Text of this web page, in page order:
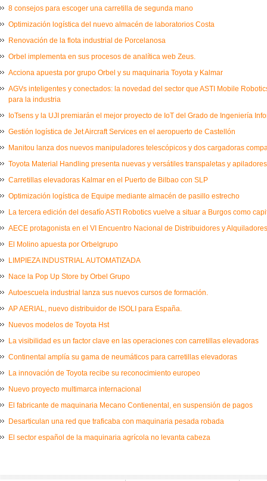
8 consejos para escoger una carretilla de segunda mano
Optimización logística del nuevo almacén de laboratorios Costa
Renovación de la flota industrial de Porcelanosa
Orbel implementa en sus procesos de analítica web Zeus.
Acciona apuesta por grupo Orbel y su maquinaria Toyota y Kalmar
AGVs inteligentes y conectados: la novedad del sector que ASTI Mobile
para la industria
IoTsens y la UJI premiarán el mejor proyecto de IoT del Grado de Ingeniería
Gestión logística de Jet Aircraft Services en el aeropuerto de Castellón
Manitou lanza dos nuevos manipuladores telescópicos y dos cargadoras
Toyota Material Handling presenta nuevas y versátiles transpaletas y
Carretillas elevadoras Kalmar en el Puerto de Bilbao con SLP
Optimización logística de Equipe mediante almacén de pasillo estrecho
La tercera edición del desafío ASTI Robotics vuelve a situar a Burgos como
AECE protagonista en el VI Encuentro Nacional de Distribuidores y
El Molino apuesta por Orbelgrupo
LIMPIEZA INDUSTRIAL AUTOMATIZADA
Nace la Pop Up Store by Orbel Grupo
Autoescuela industrial lanza sus nuevos cursos de formación.
AP AERIAL, nuevo distribuidor de ISOLI para España.
Nuevos modelos de Toyota Hst
La visibilidad es un factor clave en las operaciones con carretillas elevadoras
Continental amplía su gama de neumáticos para carretillas elevadoras
La innovación de Toyota recibe su reconocimiento europeo
Nuevo proyecto multimarca internacional
El fabricante de maquinaria Mecano Contienental, en suspensión de pagos
Desarticulan una red que traficaba con maquinaria pesada robada
El sector español de la maquinaria agrícola no levanta cabeza